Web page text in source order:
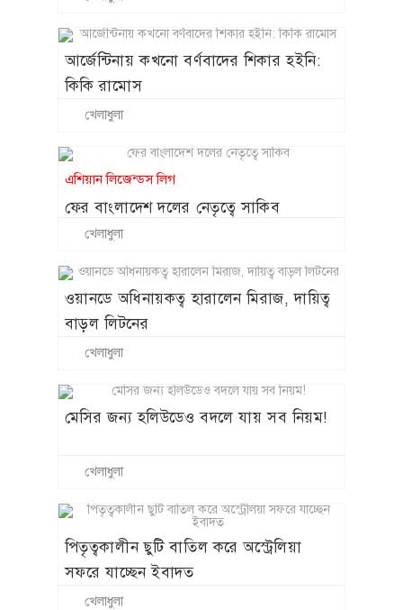
আর্জেন্টিনায় কখনো বর্ণবাদের শিকার হইনি:
কিকি রামোস
খেলাধুলা
এশিয়ান লিজেন্ডস লিগ
ফের বাংলাদেশ দলের নেতৃত্বে সাকিব
খেলাধুলা
ওয়ানডে অধিনায়কত্ব হারালেন মিরাজ, দায়িত্ব
বাড়ল লিটনের
খেলাধুলা
মেসির জন্য হলিউডেও বদলে যায় সব নিয়ম!
খেলাধুলা
পিতৃত্বকালীন ছুটি বাতিল করে অস্ট্রেলিয়া
সফরে যাচ্ছেন ইবাদত
খেলাধুলা